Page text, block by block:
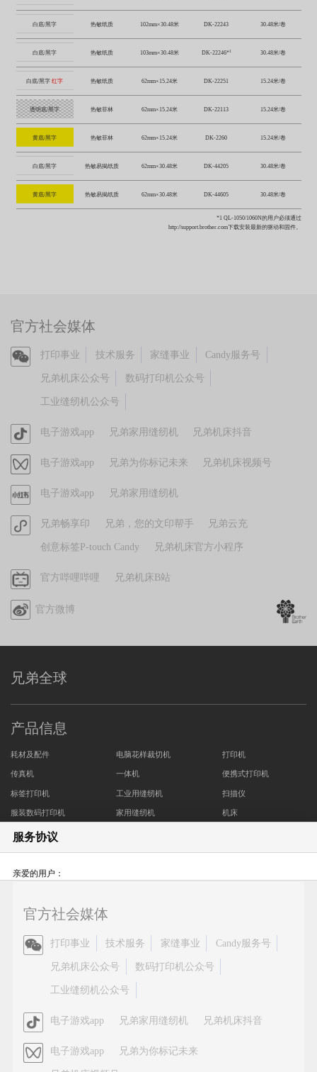
白底/黑字 热敏纸质 102mm×30.48米 DK-22243 30.48米/卷
白底/黑字 热敏纸质 103mm×30.48米 DK-22246*1 30.48米/卷
白底/黑字 红字 热敏纸质 62mm×15.24米 DK-22251 15.24米/卷
透明底/黑字 热敏菲林 62mm×15.24米 DK-22113 15.24米/卷
黄底/黑字 热敏菲林 62mm×15.24米 DK-2260 15.24米/卷
白底/黑字 热敏易揭纸质 62mm×30.48米 DK-44205 30.48米/卷
黄底/黑字 热敏易揭纸质 62mm×30.48米 DK-44605 30.48米/卷
*1 QL-1050/1060N的用户必须通过
http://support.brother.com下载安装最新的驱动和固件。
官方社会媒体
官
方
信
打印事业 技术服务 家缝事业 Candy服务号
兄弟机床公众号 数码打印机公众号
工业缝纫机公众号
官
抖
电子游戏app 兄弟家用缝纫机 兄弟机床抖音
视
号
电子游戏app 兄弟为你标记未来 兄弟机床视频号
官
小
红
电子游戏app 兄弟家用缝纫机
官
方
程
兄弟畅享印 兄弟，您的文印帮手 兄弟云充
创意标签P-touch Candy 兄弟机床官方小程序
哔
哔
官方哔哩哔哩 兄弟机床B站
官方微博
兄弟全球
产品信息
耗材及配件 电脑花样裁切机 打印机
传真机 一体机 便携式打印机
标签打印机 工业用缝纫机 扫描仪
服装数码打印机 家用缝纫机 机床
商用绣花机
维修网络
安全问题支持 招聘专区
版权声明 关于网络隐私条款 联系我们
服务协议
亲爱的用户：
用户满意度，基于产品功能运行与服务的迭代需求， 我们需要对您在使用
Brother产品及服务的过程中，产生的必要数据（如设备信息、配置参数等）进
行收集、处理。 这些数据将有助于我们精准优化打印效率、提升响应速度及满
足个性化需求，让每一次操作都更贴合您的期望。
我们深知，您的信任是我们最宝贵的财富！我们非常重视保护您的个人信息、
隐私及数据，始终将您的个人信息、隐私与数据安全置于首位， 为此我们将在
严格遵守中华人民共和国《网络安全法》、《数据安全法》、《个人信息保护
法》等法律、行政法规的要求， 并在落实国家有关标准与行业实践的基础上，
官方社会媒体
官
信
打印事业 技术服务 家缝事业 Candy服务号
兄弟机床公众号 数码打印机公众号
工业缝纫机公众号
官
抖
音
电子游戏app 兄弟家用缝纫机 兄弟机床抖音
视
电子游戏app 兄弟为你标记未来